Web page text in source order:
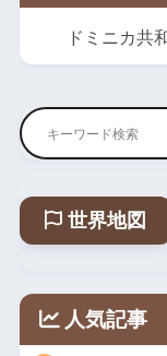
世界地図
人気記事